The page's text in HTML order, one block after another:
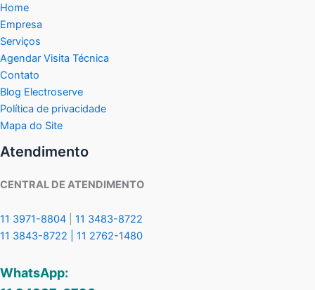
Home
Empresa
Serviços
Agendar Visita Técnica
Contato
Blog Electroserve
Política de privacidade
Mapa do Site
Atendimento
CENTRAL DE ATENDIMENTO
11 3971-8804
11 3483-8722
11 3843-8722 | 11 2762-1480
WhatsApp: